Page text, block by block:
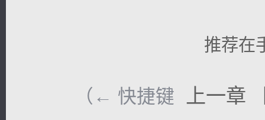
推荐在
（← 快捷键 上一章